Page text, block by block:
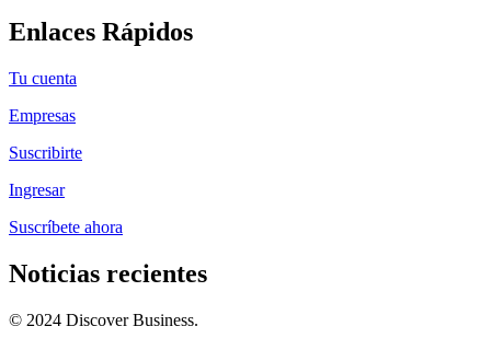
Enlaces Rápidos
Tu cuenta
Empresas
Suscribirte
Ingresar
Suscríbete ahora
Noticias recientes
© 2024 Discover Business.